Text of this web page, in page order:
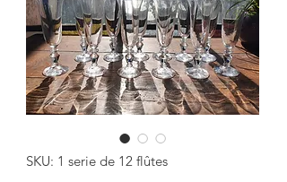
SKU: 1 serie de 12 flûtes